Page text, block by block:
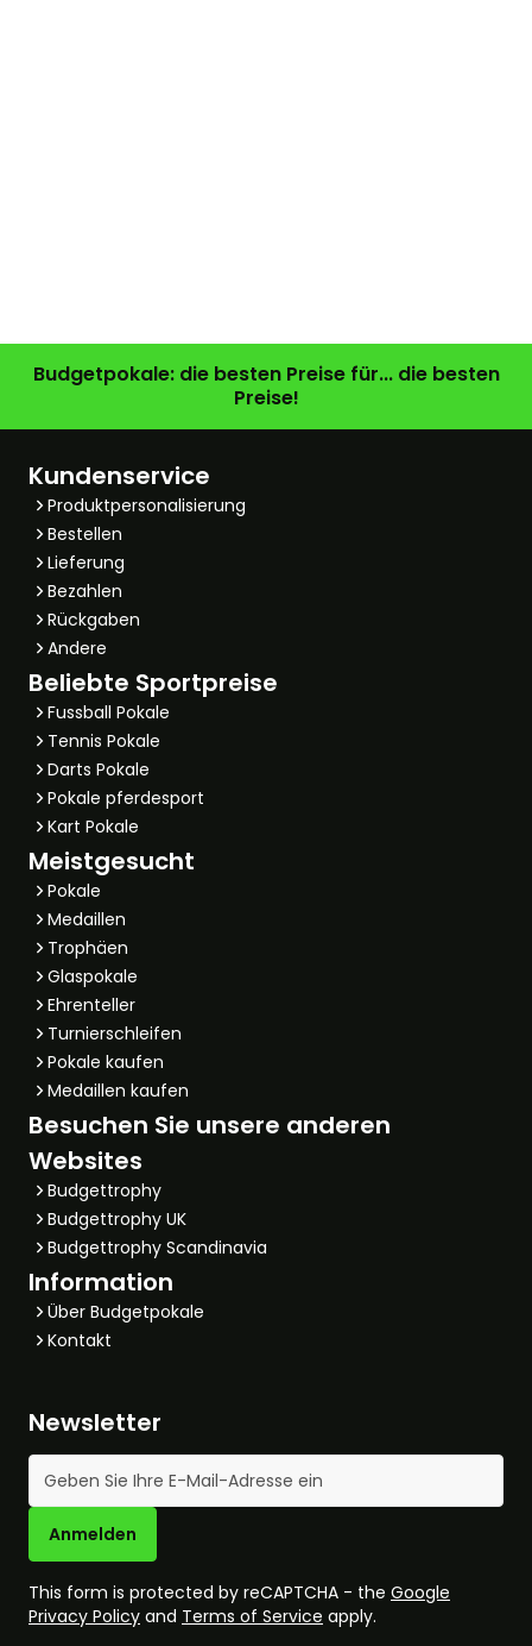
Budgetpokale: die besten Preise für... die besten
Preise!
Kundenservice
Produktpersonalisierung
Bestellen
Lieferung
Bezahlen
Rückgaben
Andere
Beliebte Sportpreise
Fussball Pokale
Tennis Pokale
Darts Pokale
Pokale pferdesport
Kart Pokale
Meistgesucht
Pokale
Medaillen
Trophäen
Glaspokale
Ehrenteller
Turnierschleifen
Pokale kaufen
Medaillen kaufen
Besuchen Sie unsere anderen
Websites
Budgettrophy
Budgettrophy UK
Budgettrophy Scandinavia
Information
Über Budgetpokale
Kontakt
Newsletter
E-Mail-Adresse
Anmelden
This form is protected by reCAPTCHA - the Google
Privacy Policy and Terms of Service apply.